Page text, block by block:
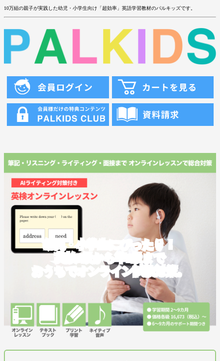
10万組の親子が実践した幼児・小学生向け「超効率」英語学習教材のパルキッズです。
幼児・小学生にぴったり！
英検5級から準1級まで
おうちでオンライン試験対策。